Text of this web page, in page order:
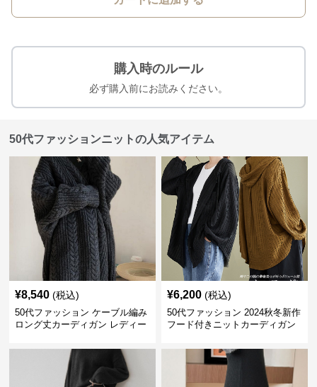
購入時のルール
必ず購入前にお読みください。
50代ファッションニットの人気アイテム
¥8,540 (税込)
50代ファッション ケーブル編み
ロング丈カーディガン レディー
¥6,200 (税込)
50代ファッション 2024秋冬新作
フード付きニットカーディガン